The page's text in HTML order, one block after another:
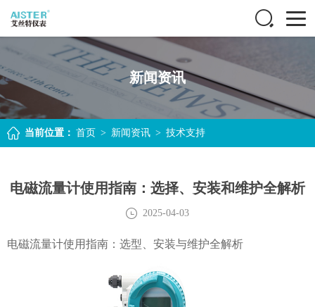
新闻资讯
当前位置： 首页 > 新闻资讯 > 技术支持
电磁流量计使用指南：选择、安装和维护全解析
2025-04-03
电磁流量计使用指南：选型、安装与维护全解析